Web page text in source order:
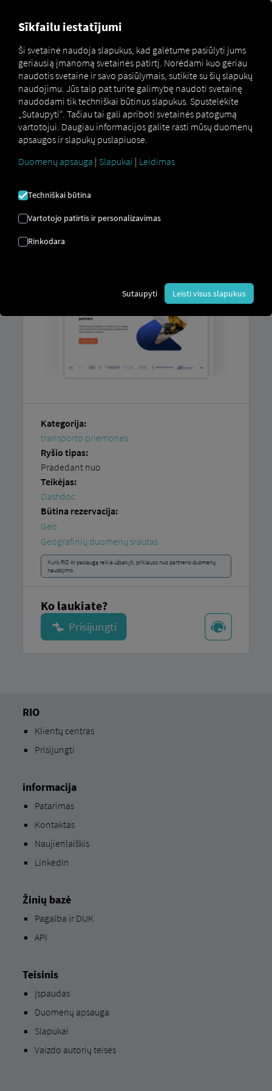
Marketplace Connectors Dashdoc Connect
DASHDOC PRISIJUNGTI
“ paslaugomis? Tuomet galiteišplėsti šią
duomenis
Kategorija:
transporto priemonės
Ryšio tipas:
Pradedant nuo
Teikėjas:
Dashdoc
Būtina rezervacija:
Geo
Geografinių duomenų srautas
Kuris RIO Ar paslaugą reikia užsakyti, priklauso nuo partnerio duomenų
naudojimo.
Ko laukiate?
RIO
Klientų centras
Prisijungti
informacija
Patarimas
Kontaktas
Naujienlaiškis
LinkedIn
Žinių bazė
Pagalba ir DUK
API
Teisinis
Įspaudas
Duomenų apsauga
Slapukai
Vaizdo autorių teisės
Sīkfailu iestatījumi
Ši svetainė naudoja slapukus, kad galėtume pasiūlyti jums
geriausią įmanomą svetainės patirtį. Norėdami kuo geriau
naudotis svetaine ir savo pasiūlymais, sutikite su šių slapukų
naudojimu. Jūs taip pat turite galimybę naudoti svetainę
naudodami tik techniškai būtinus slapukus. Spustelėkite
„Sutaupyti“. Tačiau tai gali apriboti svetainės patogumą
vartotojui. Daugiau informacijos galite rasti mūsų duomenų
apsaugos ir slapukų puslapiuose.
Duomenų apsauga | Slapukai | Leidimas
Techniškai būtina
Vartotojo patirtis ir personalizavimas
Rinkodara
Sutaupyti Leisti visus slapukus